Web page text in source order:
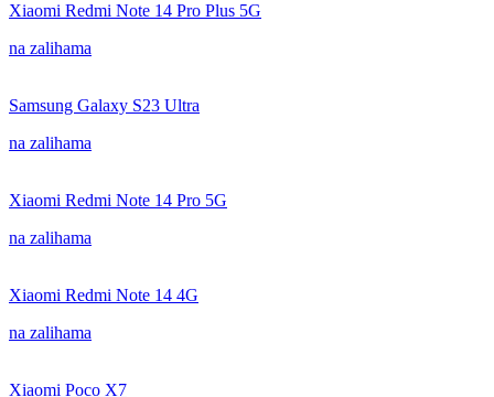
Xiaomi Redmi Note 14 Pro Plus 5G
na zalihama
Samsung Galaxy S23 Ultra
na zalihama
Xiaomi Redmi Note 14 Pro 5G
na zalihama
Xiaomi Redmi Note 14 4G
na zalihama
Xiaomi Poco X7